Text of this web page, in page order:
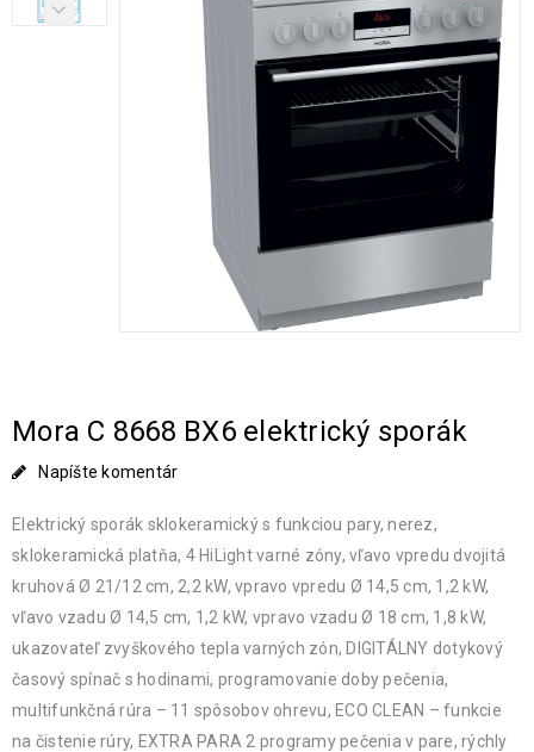
Mora C 8668 BX6 elektrický sporák
Napíšte komentár
Elektrický sporák sklokeramický s funkciou pary, nerez,
sklokeramická platňa, 4 HiLight varné zóny, vľavo vpredu dvojitá
kruhová Ø 21/12 cm, 2,2 kW, vpravo vpredu Ø 14,5 cm, 1,2 kW,
vľavo vzadu Ø 14,5 cm, 1,2 kW, vpravo vzadu Ø 18 cm, 1,8 kW,
ukazovateľ zvyškového tepla varných zón, DIGITÁLNY dotykový
časový spínač s hodinami, programovanie doby pečenia,
multifunkčná rúra – 11 spôsobov ohrevu, ECO CLEAN – funkcie
na čistenie rúry, EXTRA PARA 2 programy pečenia v pare, rýchly